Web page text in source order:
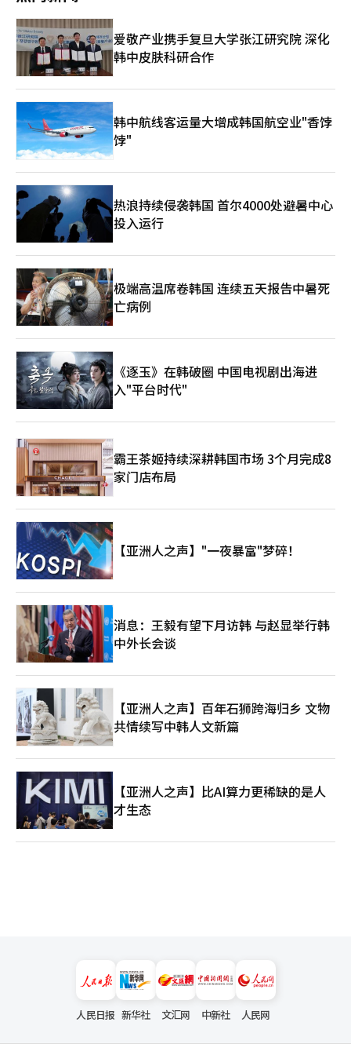
一点，就可以清楚地看出日本经济面临的困境。外汇干预虽然可以
暂时减缓汇率波动，但无法逆转结构性趋势。 韩国也不应将此视
为与己无关。没有提升未来产业竞争力和提高生产力的结构改革，
仅靠外汇干预或短期措施，无法保护货币和经济，这正是当前日本
升产能利用率、产品升级和下一代电池的准备等。 在ESS业务方
面，计划推动北美五个生产基地的稳定运营，扩大电池包和连接单
元的生产能力，并积极扩大大规模可再生能源项目和数据中心电力
基础设施的订单。 在电动车业务方面，计划在今年第四季度启动
美国亚利桑那州46系列生产线，该生产线的设备效率较之前提高了
50%。通过逐步提高北美合资工厂的产能利用率，以及扩大波兰工
厂的中低价解决方案出货，提升美国和欧洲的生产效率。 在下一
代电池领域，计划通过新型高功率无插头2170产品应对BBU和机
器人市场，并计划明年向ESS和汽车客户提供钠离子电池的样品出
货。此外，还计划在年内准备采用干法电极工艺的试点生产线，推
进具备价格竞争力的全固态电池的试生产。 然而，业内人士指
出，北美生产补贴的缩减可能性以及电动车需求恢复的速度仍然是
业绩的关键变量。尽管ESS已成为新的增长支柱，但在电动车业务
的盈利未恢复之前，完全摆脱对补贴的依赖仍然困难。
供应国际市场的现象称为“中国冲击2.0”，但文件认为这应被视
为“中国机遇2.0”。 文件指出，中国的生产能力能够促进全球创
新合作和技术进步，加速全球绿色和低碳转型，同时支持发展中国
家的工业化。 文件还指出，“保护主义只会扰乱全球经济和贸易
秩序，不利于全球供应链的安全与稳定，以及产业合作的健康有序
发展。” 中国商务部副部长严东在当天的例行新闻发布会上表
示，“一些经济体夸大了中国所谓的过剩生产问题”，并称此次文
件是“为了纠正事实”。 此次中国立场声明的发布正值美国和欧
盟加大对中国过剩生产和贸易不平衡的压力之际。 美国贸易代表
办公室（USTR）在3月启动了针对包括中国在内的16个经济体的
所谓“结构性过剩生产”调查。中国与欧盟也在就贸易不平衡问题
上，针对中国的电动车和太阳能等具有竞争力的产品的监管日益严
格，分析认为此次文件是中国积极应对美欧对其“过剩生产”批评
的举措。 对外经济贸易大学教授崔凡在28日接受《全球时报》采
访时表示，“中国在这个重要时刻发布此声明是为了纠正误解”，
并指出“国际社会应理解，一些国家产业竞争力的下降并非由于中
国的‘过剩生产’或产业补贴。” 然而，有观点认为此次声明难
以消除美国和欧盟对过剩生产的担忧。投资银行Natixis亚太地区
首席经济学家阿莉西亚·加西亚-赫雷罗在《日本经济新闻》中表
示，“此次文件提供了北京的正式反驳和资料，但USTR可能将其
视为辩护，而非改变法律或政治走向的新证据。” 她还预测，尽
管此次文件可能在未来的中欧谈判中作为参考资料，但“由于欧盟
的根本担忧依然存在，仅凭一份文件难以改变谈判方向。”
爱敬产业携手复旦大学张江研究院 深化
韩中皮肤科研合作
韩中航线客运量大增成韩国航空业"香饽
饽"
热浪持续侵袭韩国 首尔4000处避暑中心
投入运行
极端高温席卷韩国 连续五天报告中暑死
亡病例
《逐玉》在韩破圈 中国电视剧出海进
入"平台时代"
霸王茶姬持续深耕韩国市场 3个月完成8
家门店布局
【亚洲人之声】"一夜暴富"梦碎！
消息：王毅有望下月访韩 与赵显举行韩
中外长会谈
【亚洲人之声】百年石狮跨海归乡 文物
共情续写中韩人文新篇
【亚洲人之声】比AI算力更稀缺的是人
才生态
人民日报 新华社 文汇网 中新社 人民网